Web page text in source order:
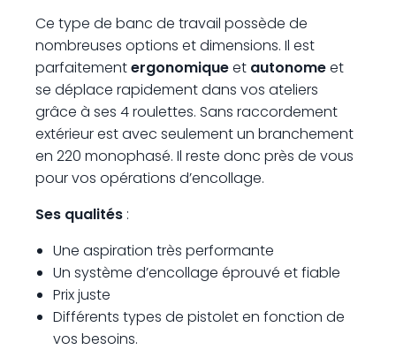
Ce type de banc de travail possède de
nombreuses options et dimensions. Il est
parfaitementergonomiqueet autonomeet
se déplace rapidement dans vos ateliers
grâce à ses 4 roulettes. Sans raccordement
extérieur est avec seulement un branchement
en 220 monophasé. Il reste donc près de vous
pour vos opérations d’encollage.
Ses qualités :
Une aspiration très performante
Un système d’encollage éprouvé et fiable
Prix juste
Différents types de pistolet en fonction de
vos besoins.